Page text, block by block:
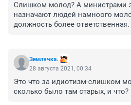
Слишком молод? А министрами
назначают людей намноого
должность более ответственная.
Землячка.
28 августа 2021, 00:34
Это что за идиотизм-слишком
сколько было там старых, и что?